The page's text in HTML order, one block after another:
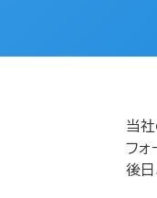
当
フォ
後日